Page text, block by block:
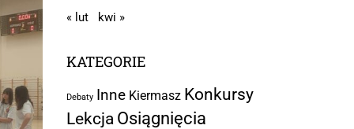
« lut kwi »
KATEGORIE
Debaty Inne Kiermasz Konkursy
Lekcja Osiągnięcia